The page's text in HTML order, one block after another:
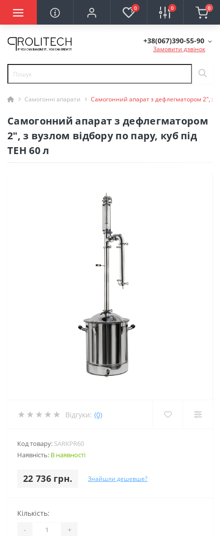
0 0 0
+38(067)390-55-90
Замовити дзвінок
Самогонні апарати Самогонний апарат з дефлегматором 2", з
Самогонний апарат з дефлегматором
2", з вузлом відбору по пару, куб під
ТЕН 60 л
Відгуки: (0)
Код товару: SARKPR60
Наявність: В наявності
22 736 грн. Знайшли дешевше?
Кількість:
- +